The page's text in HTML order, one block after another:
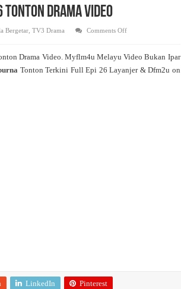
Tonton Drama Video
Bergetar, TV3 Drama Comments Offon
Live
26
Drama Video. Myflm4u Melayu Video Bukan Ipar
Tonton Terkini Full Epi 26 Layanjer & Dfm2u on
LinkedIn Pinterest